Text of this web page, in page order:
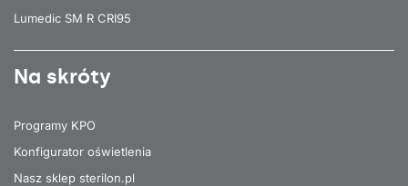
Lumedic SM R CRI95
Na skróty
Programy KPO
Konfigurator oświetlenia
Nasz sklep sterilon.pl